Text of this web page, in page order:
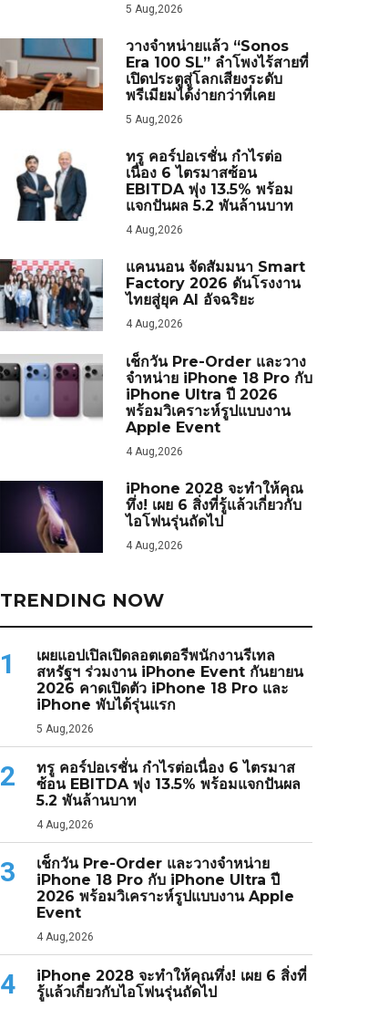
5 Aug,2026
วางจำหน่ายแล้ว “Sonos
Era 100 SL” ลำโพงไร้สายที่
เปิดประตูสู่โลกเสียงระดับ
พรีเมียมได้ง่ายกว่าที่เคย
5 Aug,2026
ทรู คอร์ปอเรชั่น กำไรต่อ
เนื่อง 6 ไตรมาสซ้อน
EBITDA พุ่ง 13.5% พร้อม
แจกปันผล 5.2 พันล้านบาท
4 Aug,2026
แคนนอน จัดสัมมนา Smart
Factory 2026 ดันโรงงาน
ไทยสู่ยุค AI อัจฉริยะ
4 Aug,2026
เช็กวัน Pre-Order และวาง
จำหน่าย iPhone 18 Pro กับ
iPhone Ultra ปี 2026
พร้อมวิเคราะห์รูปแบบงาน
Apple Event
4 Aug,2026
iPhone 2028 จะทำให้คุณ
ทึ่ง! เผย 6 สิ่งที่รู้แล้วเกี่ยวกับ
ไอโฟนรุ่นถัดไป
4 Aug,2026
TRENDING NOW
1
เผยแอปเปิลเปิดลอตเตอรีพนักงานรีเทล
สหรัฐฯ ร่วมงาน iPhone Event กันยายน
2026 คาดเปิดตัว iPhone 18 Pro และ
iPhone พับได้รุ่นแรก
5 Aug,2026
2
ทรู คอร์ปอเรชั่น กำไรต่อเนื่อง 6 ไตรมาส
ซ้อน EBITDA พุ่ง 13.5% พร้อมแจกปันผล
5.2 พันล้านบาท
4 Aug,2026
3
เช็กวัน Pre-Order และวางจำหน่าย
iPhone 18 Pro กับ iPhone Ultra ปี
2026 พร้อมวิเคราะห์รูปแบบงาน Apple
Event
4 Aug,2026
4
iPhone 2028 จะทำให้คุณทึ่ง! เผย 6 สิ่งที่
รู้แล้วเกี่ยวกับไอโฟนรุ่นถัดไป